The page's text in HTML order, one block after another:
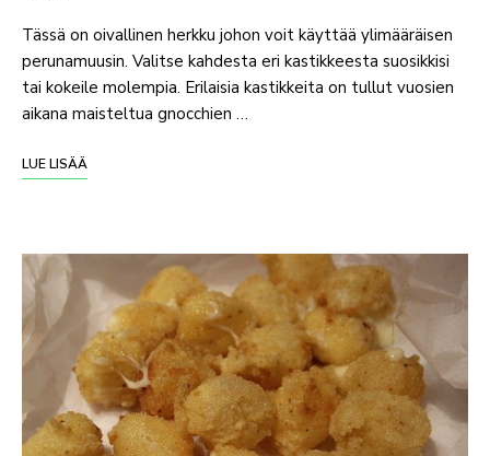
Tässä on oivallinen herkku johon voit käyttää ylimääräisen
perunamuusin. Valitse kahdesta eri kastikkeesta suosikkisi
tai kokeile molempia. Erilaisia kastikkeita on tullut vuosien
aikana maisteltua gnocchien …
LUE LISÄÄ